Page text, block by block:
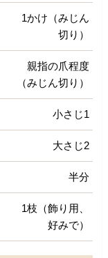
1かけ（みじん
切り）
親指の爪程度
（みじん切り）
小さじ1
大さじ2
半分
1枝（飾り用、
好みで）